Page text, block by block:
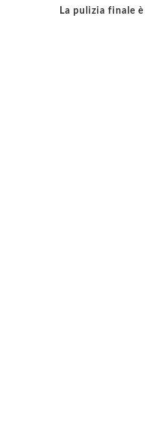
La pulizia finale